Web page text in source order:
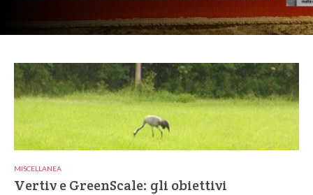
MISCELLANEA
Vertiv e GreenScale: gli obiettivi